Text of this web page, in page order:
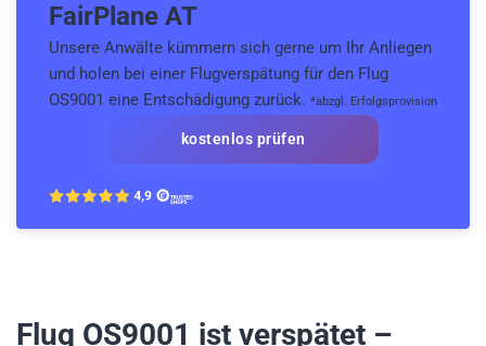
FairPlane AT
Unsere Anwälte kümmern sich gerne um Ihr Anliegen
und holen bei einer Flugverspätung für den Flug
OS9001 eine Entschädigung zurück. *abzgl. Erfolgsprovision
kostenlos prüfen
Flug OS9001 ist verspätet –